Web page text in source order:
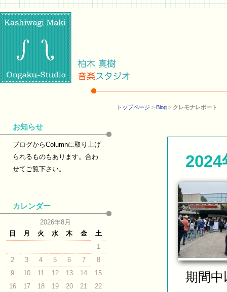
トップページ > Blog > クレモナレポート
期間
お知らせ
ブログからColumnに取り上げ
られるものもあります。合わ
せてご覧下さい。
カレンダー
2026年8月
日
月 火 水 木 金
土
1
2
3 4 5 6 7
8
9
10 11 12 13 14
15
16
17 18 19 20 21
22